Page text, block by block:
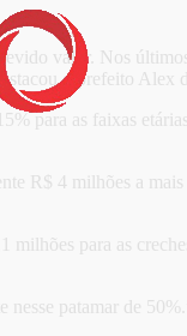
valor. Nos
o prefeito Alex
para as faixas
R$ 4 milhões a
para as
patamar de